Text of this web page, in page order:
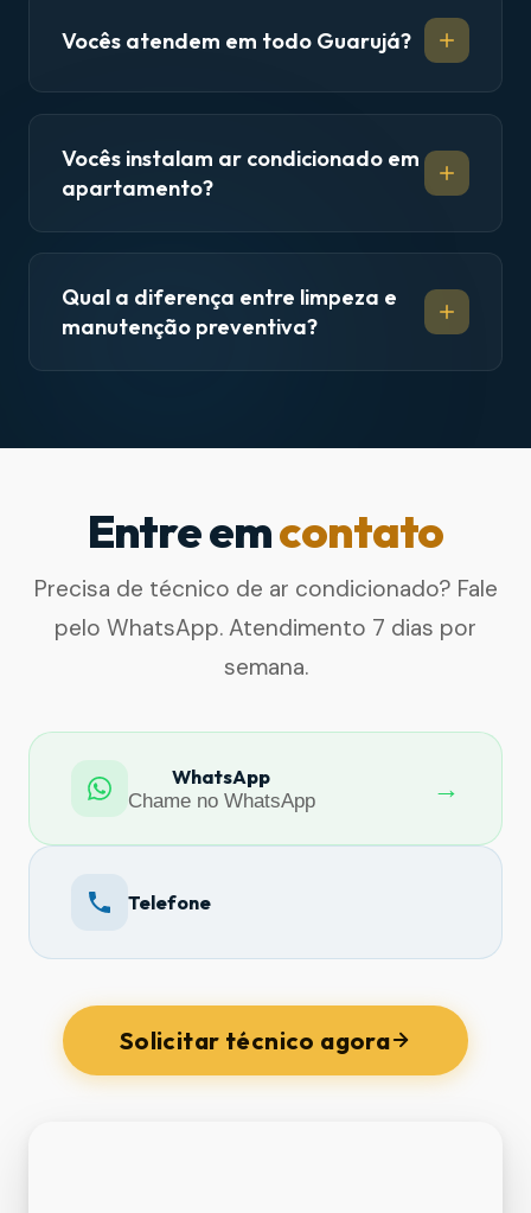
Vocês atendem em todo Guarujá?
Vocês instalam ar condicionado em
apartamento?
Qual a diferença entre limpeza e
manutenção preventiva?
Entre emcontato
Precisa de técnico de ar condicionado? Fale
pelo WhatsApp. Atendimento 7 dias por
semana.
WhatsApp
Chame no WhatsApp
→
Telefone
Solicitar técnico agora